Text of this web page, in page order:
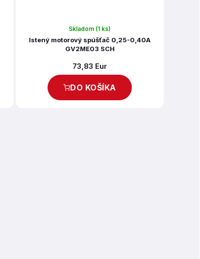
Skladom (1 ks)
Istený motorový spúšťač 0,25-0,40A
GV2ME03 SCH
73,83 Eur
DO KOŠÍKA